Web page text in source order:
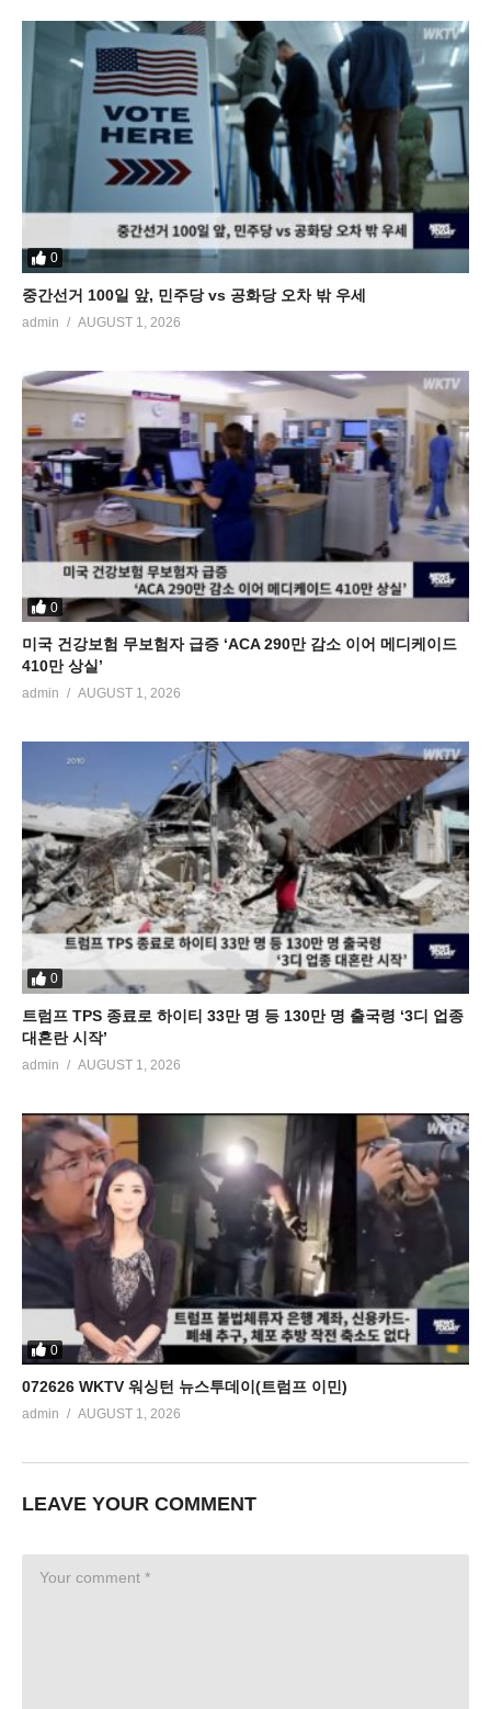
0
중간선거 100일 앞, 민주당 vs 공화당 오차 밖 우세
admin AUGUST 1, 2026
0
미국 건강보험 무보험자 급증 ‘ACA 290만 감소 이어 메디케이드
410만 상실’
admin AUGUST 1, 2026
0
트럼프 TPS 종료로 하이티 33만 명 등 130만 명 출국령 ‘3디 업종
대혼란 시작’
admin AUGUST 1, 2026
0
072626 WKTV 워싱턴 뉴스투데이(트럼프 이민)
admin AUGUST 1, 2026
LEAVE YOUR COMMENT